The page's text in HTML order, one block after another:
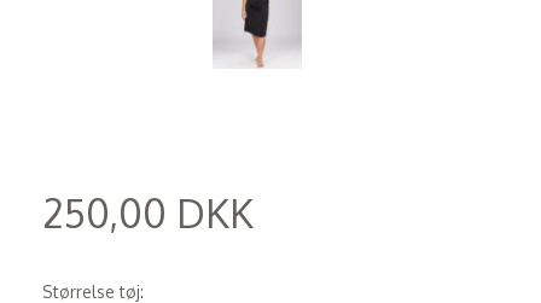
250,00 DKK
Størrelse tøj: